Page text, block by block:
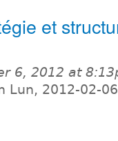
et
6, 2012 at
Lun, 2012-02-